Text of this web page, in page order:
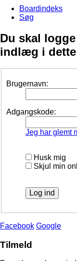
Boardindeks
Søg
Du skal
indlæg i
Brugernavn:
Adgangskode:
Jeg har glemt
Husk mig
Skjul min
Facebook Google
Tilmeld